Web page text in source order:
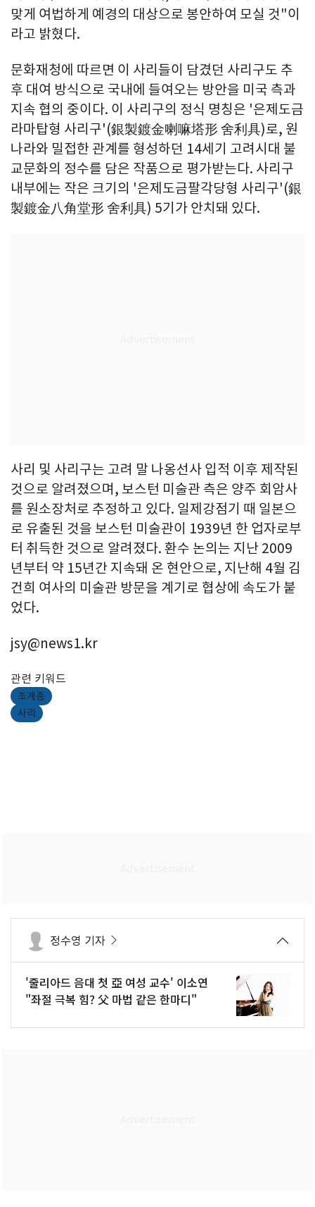
맞게 여법하게 예경의 대상으로 봉안하여 모실 것"이
라고 밝혔다.
문화재청에 따르면 이 사리들이 담겼던 사리구도 추
후 대여 방식으로 국내에 들여오는 방안을 미국 측과
지속 협의 중이다. 이 사리구의 정식 명칭은 '은제도금
라마탑형 사리구'(銀製鍍金喇嘛塔形 舍利具)로, 원
나라와 밀접한 관계를 형성하던 14세기 고려시대 불
교문화의 정수를 담은 작품으로 평가받는다. 사리구
내부에는 작은 크기의 '은제도금팔각당형 사리구'(銀
製鍍金八角堂形 舍利具) 5기가 안치돼 있다.
사리 및 사리구는 고려 말 나옹선사 입적 이후 제작된
것으로 알려졌으며, 보스턴 미술관 측은 양주 회암사
를 원소장처로 추정하고 있다. 일제강점기 때 일본으
로 유출된 것을 보스턴 미술관이 1939년 한 업자로부
터 취득한 것으로 알려졌다. 환수 논의는 지난 2009
년부터 약 15년간 지속돼 온 현안으로, 지난해 4월 김
건희 여사의 미술관 방문을 계기로 협상에 속도가 붙
었다.
jsy@news1.kr
관련 키워드
조계종
사리
정수영 기자
'줄리아드 음대 첫 亞 여성 교수' 이소연
"좌절 극복 힘? 父 마법 같은 한마디"